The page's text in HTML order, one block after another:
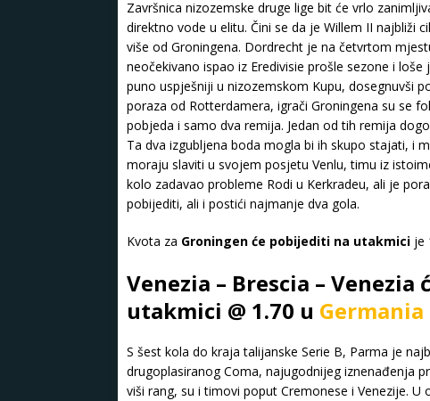
Završnica nizozemske druge lige bit će vrlo
direktno vode u elitu. Čini se da je Willem II najbliži
više od Groningena. Dordrecht je na četvrtom
neočekivano ispao iz Eredivisie prošle sezone i
puno uspješniji u nizozemskom Kupu, dosegnuvši
poraza od Rotterdamera, igrači Groningena su se
pobjeda i samo dva remija. Jedan od tih remija
Ta dva izgubljena boda mogla bi ih skupo stajati, i
moraju slaviti u svojem posjetu Venlu, timu iz
kolo zadavao probleme Rodi u Kerkradeu, ali je
pobijediti, ali i postići najmanje dva gola.
Kvota za Groningen će pobijediti na utakmici je
Venezia – Brescia –
utakmici @ 1.70 u Germania
S šest kola do kraja talijanske Serie B, Parma je
drugoplasiranog Coma, najugodnijeg iznenađenja
viši rang, su i timovi poput Cremonese i Venezije.